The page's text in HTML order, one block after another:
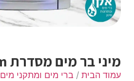
מיני בר מים מסדרת Platinum.
עמוד הבית/ ברי מים ומתקני מים